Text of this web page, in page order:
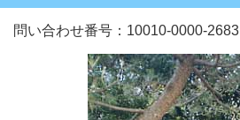
問い合わせ番号：10010-0000-2683